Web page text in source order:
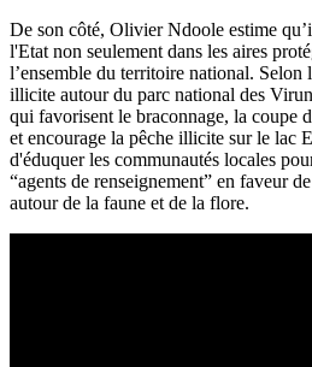
De son côté, Olivier Ndoole estime
l'Etat non seulement dans les aires
l’ensemble du territoire national.
illicite autour du parc national des
qui favorisent le braconnage, la coupe
et encourage la pêche illicite sur le lac
d'éduquer les communautés locales
“agents de renseignement” en faveur
autour de la faune et de la flore.